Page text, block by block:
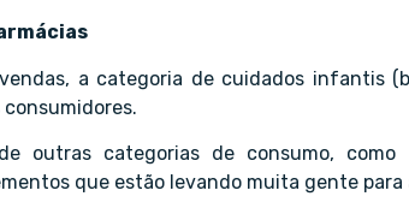
a categoria de cuidados infantis
outras categorias de consumo, como
que estão levando muita gente para